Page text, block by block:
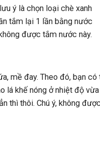
ý là chọn loại chè xanh
tắm lại 1 lần bằng nước
được tắm nước này.
mề đay. Theo đó, bạn có
lá khế nóng ở nhiệt độ vừa
thì thôi. Chú ý, không